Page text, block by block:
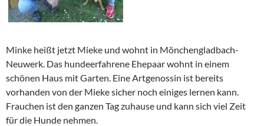
Minke heißt jetzt Mieke und wohnt in Mönchengladbach-
Neuwerk. Das hundeerfahrene Ehepaar wohnt in einem
schönen Haus mit Garten. Eine Artgenossin ist bereits
vorhanden von der Mieke sicher noch einiges lernen kann.
Frauchen ist den ganzen Tag zuhause und kann sich viel Zeit
für die Hunde nehmen.